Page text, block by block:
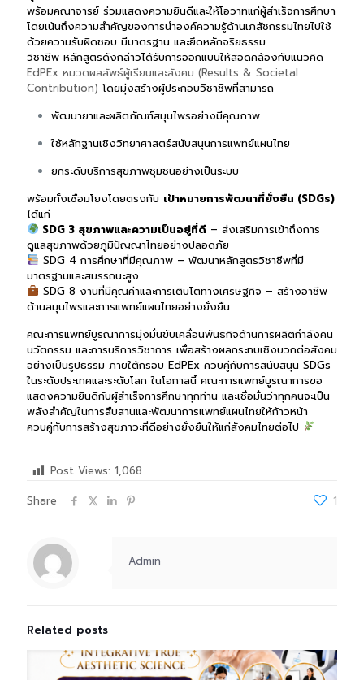
พร้อมคณาจารย์ ร่วมแสดงความยินดีและให้โอวาทแก่ผู้สำเร็จการศึกษา
โดยเน้นถึงความสำคัญของการนำองค์ความรู้ด้านเภสัชกรรมไทยไปใช้
ด้วยความรับผิดชอบ มีมาตรฐาน และยึดหลักจริยธรรม
วิชาชีพ หลักสูตรดังกล่าวได้รับการออกแบบให้สอดคล้องกับแนวคิด
EdPEx หมวดผลลัพธ์ผู้เรียนและสังคม (Results & Societal
Contribution) โดยมุ่งสร้างผู้ประกอบวิชาชีพที่สามารถ
พัฒนายาและผลิตภัณฑ์สมุนไพรอย่างมีคุณภาพ
ใช้หลักฐานเชิงวิทยาศาสตร์สนับสนุนการแพทย์แผนไทย
ยกระดับบริการสุขภาพชุมชนอย่างเป็นระบบ
พร้อมทั้งเชื่อมโยงโดยตรงกับ เป้าหมายการพัฒนาที่ยั่งยืน (SDGs)
ได้แก่
SDG 3 สุขภาพและความเป็นอยู่ที่ดี– ส่งเสริมการเข้าถึงการ
ดูแลสุขภาพด้วยภูมิปัญญาไทยอย่างปลอดภัย
SDG 4 การศึกษาที่มีคุณภาพ– พัฒนาหลักสูตรวิชาชีพที่มี
มาตรฐานและสมรรถนะสูง
SDG 8 งานที่มีคุณค่าและการเติบโตทางเศรษฐกิจ – สร้างอาชีพ
ด้านสมุนไพรและการแพทย์แผนไทยอย่างยั่งยืน
คณะการแพทย์บูรณาการมุ่งมั่นขับเคลื่อนพันธกิจด้านการผลิตกำลังคน
นวัตกรรม และการบริการวิชาการ เพื่อสร้างผลกระทบเชิงบวกต่อสังคม
อย่างเป็นรูปธรรม ภายใต้กรอบ EdPEx ควบคู่กับการสนับสนุน SDGs
ในระดับประเทศและระดับโลกในโอกาสนี้ คณะการแพทย์บูรณาการขอ
แสดงความยินดีกับผู้สำเร็จการศึกษาทุกท่าน และเชื่อมั่นว่าทุกคนจะเป็น
พลังสำคัญในการสืบสานและพัฒนาการแพทย์แผนไทยให้ก้าวหน้า
ควบคู่กับการสร้างสุขภาวะที่ดีอย่างยั่งยืนให้แก่สังคมไทยต่อไป
Post Views: 1,068
Share
1
Admin
Related posts